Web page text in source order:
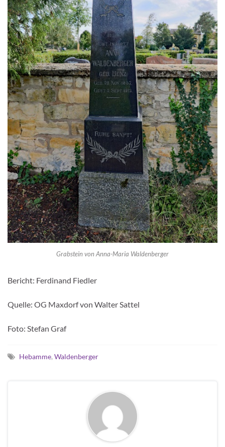
Grabstein von Anna-Maria Waldenberger
Bericht: Ferdinand Fiedler
Quelle: OG Maxdorf von Walter Sattel
Foto: Stefan Graf
Hebamme, Waldenberger